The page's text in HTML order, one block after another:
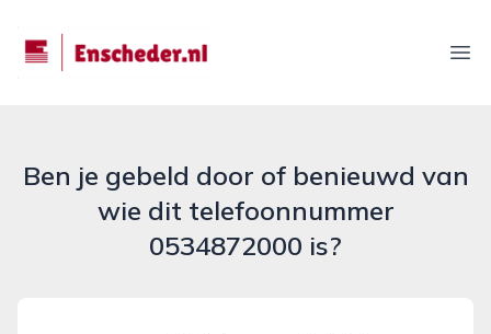
enscheder.nl
Ben je gebeld door of benieuwd van
wie dit telefoonnummer
0534872000 is?